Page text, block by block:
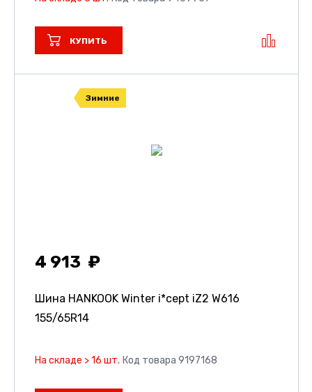
КУПИТЬ
Зимние
4 913
Шина HANKOOK Winter i*cept iZ2 W616
155/65R14
На складе > 16 шт. Код товара 9197168